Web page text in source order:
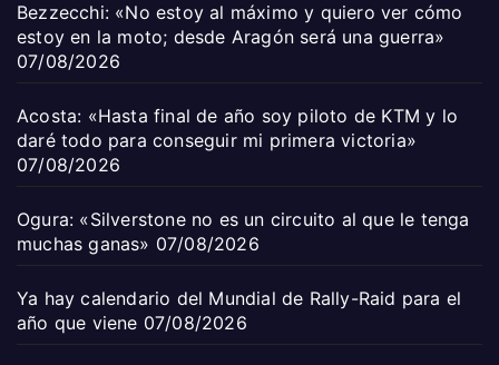
Bezzecchi: «No estoy al máximo y quiero ver cómo
estoy en la moto; desde Aragón será una guerra»
07/08/2026
Acosta: «Hasta final de año soy piloto de KTM y lo
daré todo para conseguir mi primera victoria»
07/08/2026
Ogura: «Silverstone no es un circuito al que le tenga
muchas ganas» 07/08/2026
Ya hay calendario del Mundial de Rally-Raid para el
año que viene 07/08/2026